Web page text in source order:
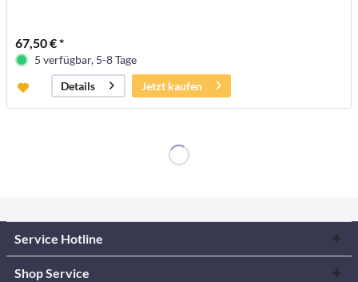
67,50 € *
5 verfügbar, 5-8 Tage
Details
Jetzt kaufen
Service Hotline
Shop Service